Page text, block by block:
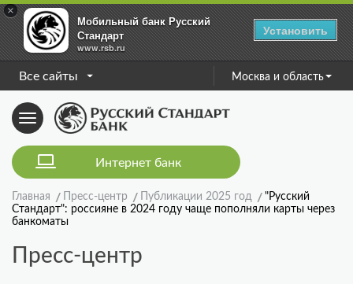
×
Мобильный банк Русский
Стандарт
www.rsb.ru
Установить
Все сайты Москва и область
Toggle
navigation
Интернет банк
Главная Пресс-центр Публикации 2025 год
"Русский
Стандарт": россияне в 2024 году чаще пополняли карты через
банкоматы
Пресс-центр